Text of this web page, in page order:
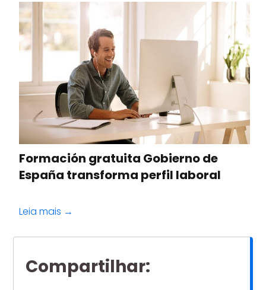
Formación gratuita Gobierno de
España transforma perfil laboral
Leia mais →
Compartilhar: